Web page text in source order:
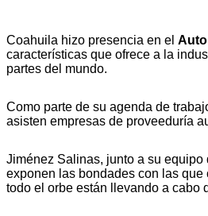
Coahuila hizo presencia en el
características que ofrece a la
partes del mundo.
Como parte de su agenda de
asisten empresas de proveeduría
Jiménez Salinas, junto a su
exponen las bondades con las
todo el orbe están llevando a cabo